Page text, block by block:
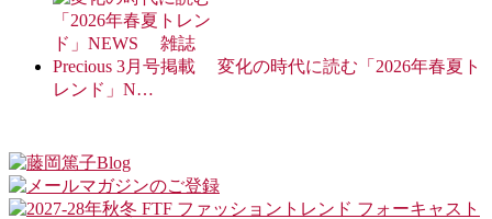
変化の時代に読む「2026年春夏ト
レンド」N…